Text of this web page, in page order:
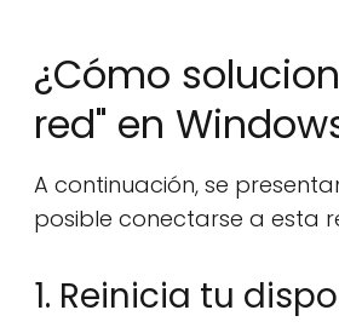
¿Cómo
red" en
A continuación, se
posible conectarse a esta
1. Reinicia tu